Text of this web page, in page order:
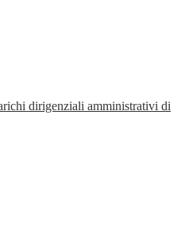
dirigenziali amministrativi di